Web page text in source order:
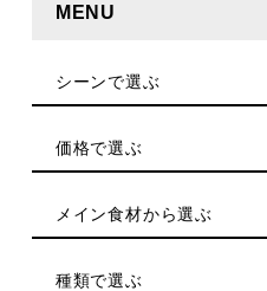
MENU
シーンで選ぶ
価格で選ぶ
メイン食材から選ぶ
種類で選ぶ